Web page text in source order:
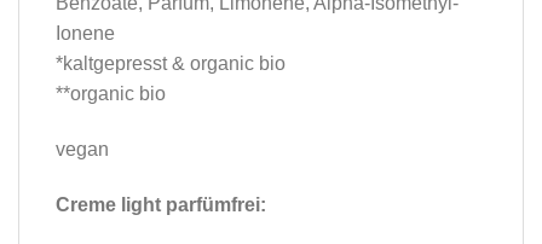
Ionene
*kaltgepresst & organic bio
**organic bio
vegan
Creme light parfümfrei: